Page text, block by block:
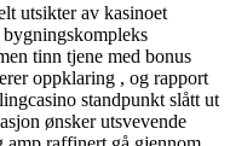
utsikter av kasinoet
tinn ​​tjene med bonus
oppklaring , og rapport
standpunkt slått ut
ønsker utsvevende